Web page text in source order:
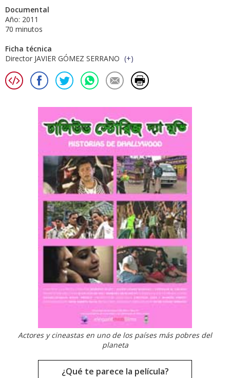
Documental
Año: 2011
70 minutos
Ficha técnica
Director JAVIER GÓMEZ SERRANO (+)
Actores y cineastas en uno de los países más pobres del
planeta
¿Qué te parece la película?